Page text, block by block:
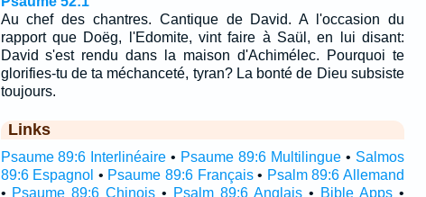
Au chef des chantres. Cantique de David. A l'occasion du
rapport que Doëg, l'Edomite, vint faire à Saül, en lui disant:
David s'est rendu dans la maison d'Achimélec. Pourquoi te
glorifies-tu de ta méchanceté, tyran? La bonté de Dieu subsiste
toujours.
Links
Psaume 89:6 Interlinéaire • Psaume 89:6 Multilingue • Salmos
89:6 Espagnol • Psaume 89:6 Français• Psalm 89:6 Allemand
• Psaume 89:6 Chinois • Psalm 89:6 Anglais • Bible Apps •